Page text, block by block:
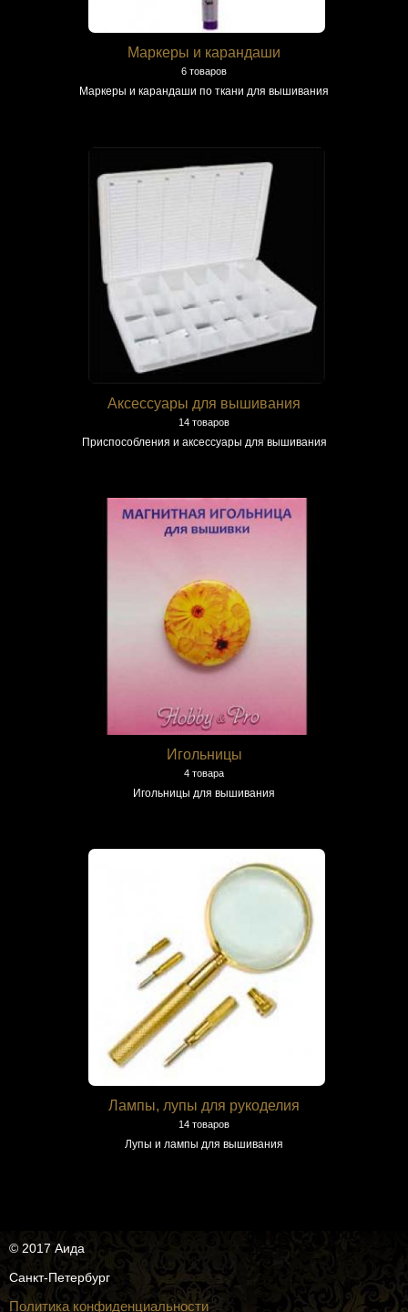
Маркеры и карандаши
6 товаров
Маркеры и карандаши по ткани для вышивания
Аксессуары для вышивания
14 товаров
Приспособления и аксессуары для вышивания
Игольницы
4 товара
Игольницы для вышивания
Лампы, лупы для рукоделия
14 товаров
Лупы и лампы для вышивания
© 2017 Аида
Санкт-Петербург
Политика конфиденциальности